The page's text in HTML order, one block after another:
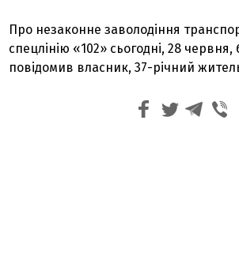
Про незаконне заволодіння
спецлінію «102» сьогодні, 28 червня,
повідомив власник, 37-річний